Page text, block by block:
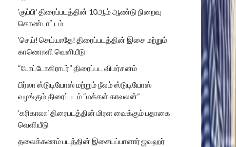
‘குப்பி’ திரைப்படத்தின் 10ஆம் ஆண்டு நிறைவு
கொண்டாட்டம்
‘செய்! செய்யாதே! திரைப்படத்தின் இசை மற்றும்
காணொளி வெளியீடு
“போட்டோகிராபர்” திரைப்பட விமர்சனம்
பிர்லா ஸ்டுடியோஸ் மற்றும் நீலம் ஸ்டுடியோஸ்
வழங்கும் திரைப்படம் “மக்கள் காவலன்”
‘கரிகாலா’ திரைபடத்தின் மிரள வைக்கும் பதாகை
வெளியீடு
தலைக்கணம் படத்தின் இசையப்பாளார் ஜவஹர்